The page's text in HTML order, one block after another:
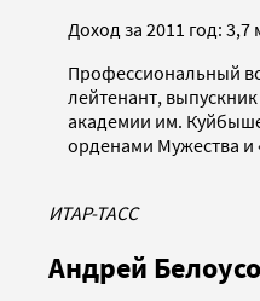
Доход за 2011 год: 3,7
Профессиональный
лейтенант,
академии им.
орденами Мужества и
ИТАР-ТАСС
Андрей